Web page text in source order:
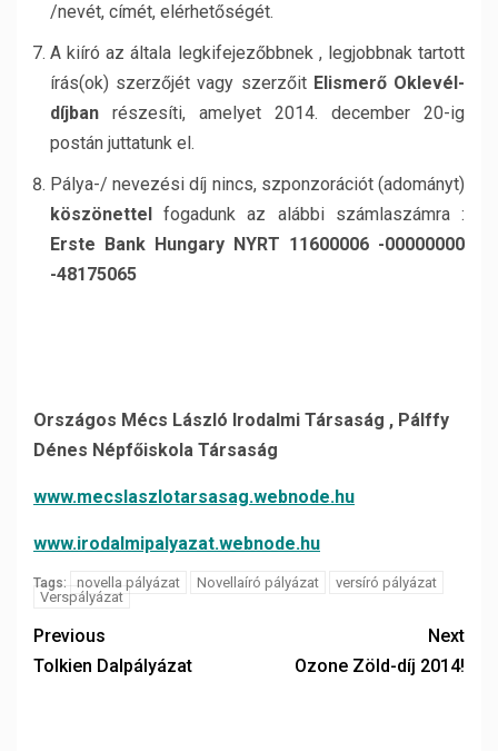
/nevét, címét, elérhetőségét.
A kiíró az általa legkifejezőbbnek , legjobbnak tartott
írás(ok) szerzőjét vagy szerzőit Elismerő Oklevél-
díjban részesíti, amelyet 2014. december 20-ig
postán juttatunk el.
Pálya-/ nevezési díj nincs, szponzorációt (adományt)
köszönettel fogadunk az alábbi számlaszámra :
Erste Bank Hungary NYRT 11600006 -00000000
-48175065
Országos Mécs László Irodalmi Társaság , Pálffy
Dénes Népfőiskola Társaság
www.mecslaszlotarsasag.webnode.hu
www.irodalmipalyazat.webnode.hu
Tags: novella pályázat Novellaíró pályázat
versíró pályázat
Verspályázat
Previous
Tolkien Dalpályázat
Next
Ozone Zöld-díj 2014!